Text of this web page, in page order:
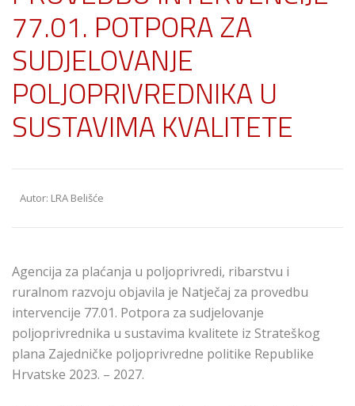
77.01. POTPORA ZA
SUDJELOVANJE
POLJOPRIVREDNIKA U
SUSTAVIMA KVALITETE
Autor: LRA Belišće
Agencija za plaćanja u poljoprivredi, ribarstvu i
ruralnom razvoju objavila je Natječaj za provedbu
intervencije 77.01. Potpora za sudjelovanje
poljoprivrednika u sustavima kvalitete iz Strateškog
plana Zajedničke poljoprivredne politike Republike
Hrvatske 2023. – 2027.